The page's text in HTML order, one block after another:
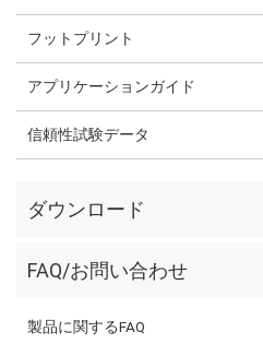
フットプリント
アプリケーションガイド
信頼性試験データ
ダウンロード
FAQ/お問い合わせ
製品に関するFAQ